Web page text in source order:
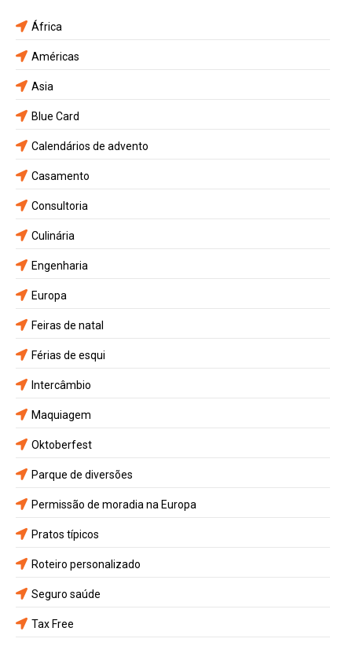
África
Américas
Asia
Blue Card
Calendários de advento
Casamento
Consultoria
Culinária
Engenharia
Europa
Feiras de natal
Férias de esqui
Intercâmbio
Maquiagem
Oktoberfest
Parque de diversões
Permissão de moradia na Europa
Pratos típicos
Roteiro personalizado
Seguro saúde
Tax Free